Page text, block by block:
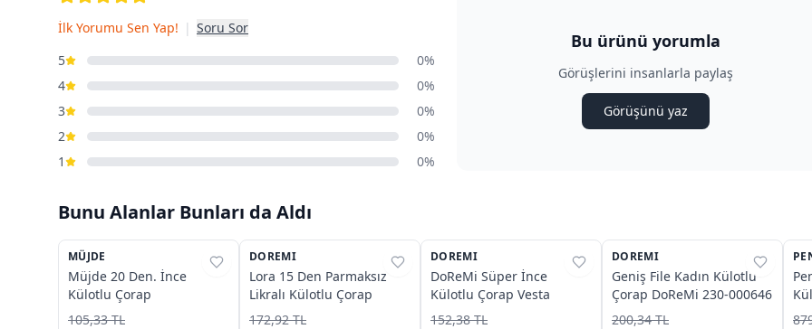
İlk Yorumu Sen Yap! | Soru Sor
5
0%
4
0%
3
0%
2
0%
1
0%
Bu ürünü yorumla
Görüşlerini insanlarla paylaş
Görüşünü yaz
Bunu Alanlar Bunları da Aldı
%39
MÜJDE
Müjde 20 Den. İnce
Külotlu Çorap
105,33 TL
%45
DOREMI
Lora 15 Den Parmaksız
Likralı Külotlu Çorap
172,92 TL
%40
DOREMI
DoReMi Süper İnce
Külotlu Çorap Vesta
152,38 TL
%40
DOREMI
Geniş File Kadın Külotlu
Çorap DoReMi 230-000646
200,34 TL
%